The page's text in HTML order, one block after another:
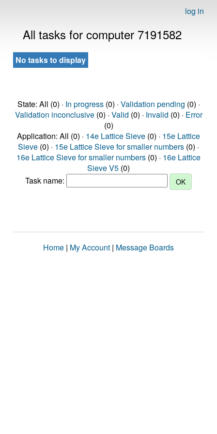
log in
All tasks for computer 7191582
No tasks to display
State: All (0) · In progress(0) · Validation pending (0) ·
Validation inconclusive(0) · Valid (0) · Invalid (0) · Error
(0)
Application: All (0) · 14e Lattice Sieve (0) · 15e Lattice
Sieve (0) · 15e Lattice Sieve for smaller numbers (0) ·
16e Lattice Sieve for smaller numbers (0) · 16e Lattice
Sieve V5 (0)
Task name:
Home | My Account | Message Boards